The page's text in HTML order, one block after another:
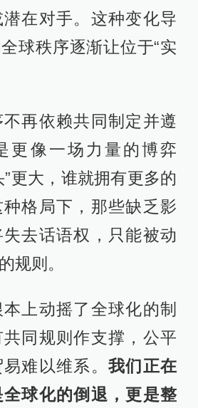
在对手。这种变化导
球秩序逐渐让位于“实
再依赖共同制定并遵
更像一场力量的博弈
更大，谁就拥有更多的
格局下，那些缺乏影
去话语权，只能被动
规则。
上动摇了全球化的制
同规则作支撑，公平
难以维系。我们正在
球化的倒退，更是整